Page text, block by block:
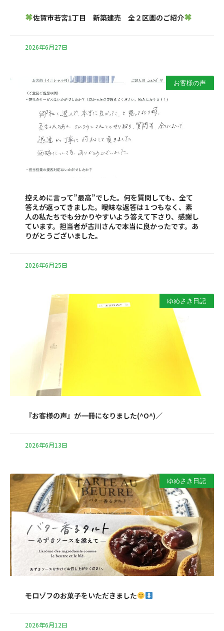
佐賀市若宮1丁目 新築建売 全２区画のご紹介
2026年6月27日
お客様の声
控えめに言って”最高”でした。何を質問しても、全て
答えが返ってきました。曖昧な返答は１つもなく、素
人の私たちでも分かりやすいよう答えて下さり、感謝し
ています。担当者が古川さんで本当に良かったです。あ
りがとうございました。
2026年6月25日
ゆめさき日記
『お客様の声』が一冊になりました(^O^)／
2026年6月13日
ゆめさき日記
モロゾフのお菓子をいただきました
2026年6月12日